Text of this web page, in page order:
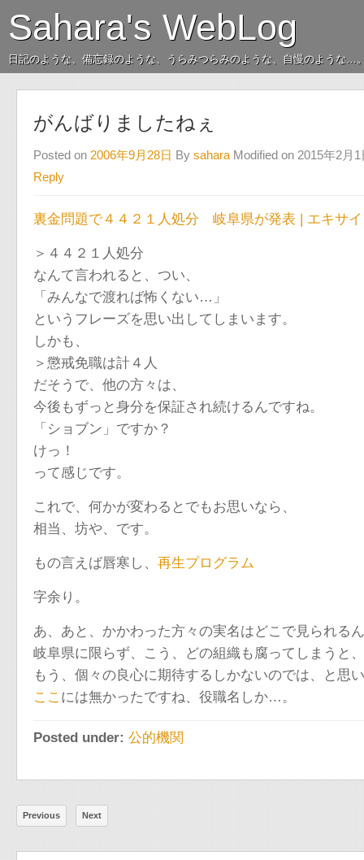
Sahara's WebLog
日記のような、備忘録のような、うらみつらみのような、自慢のような…
がんばりましたねぇ
Posted on 2006年9月28日 By sahara Modified on 2015年2月1
Reply
裏金問題で４４２１人処分 岐阜県が発表 | エキサ
＞４４２１人処分
なんて言われると、つい、
「みんなで渡れば怖くない…」
というフレーズを思い出してしまいます。
しかも、
＞懲戒免職は計４人
だそうで、他の方々は、
今後もずっと身分を保証され続けるんですね。
「ショブン」ですか？
けっ！
って感じです。
これで、何かが変わるとでもお思いなら、
相当、坊や、です。
もの言えば唇寒し、 再生プログラム
字余り。
あ、あと、かかわった方々の実名はどこで見られる
岐阜県に限らず、こう、どの組織も腐ってしまうと、
もう、個々の良心に期待するしかないのでは、と思
ここ には無かったですね、役職名しか…。
Posted under: 公的機関
Previous Next